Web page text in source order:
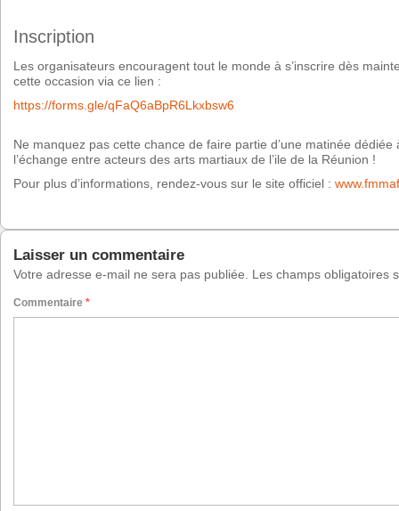
Inscription
Les organisateurs encouragent tout le monde à s’inscrire dès
cette occasion via ce lien :
https://forms.gle/qFaQ6aBpR6Lkxbsw6
Ne manquez pas cette chance de faire partie d’une matinée dédiée
l’échange entre acteurs des arts martiaux de l’ile de la Réunion !
Pour plus d’informations, rendez-vous sur le site officiel :
Laisser un commentaire
Votre adresse e-mail ne sera pas publiée. Les champs obligatoires
Commentaire *